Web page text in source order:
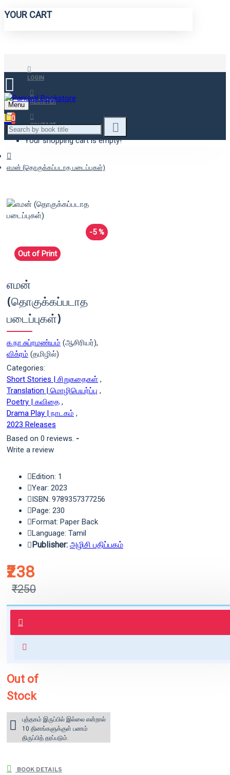
YOUR CART
LOGIN
REGISTER
CONTACT
Menu
0
Your shopping cart is empty!
எமன் (தொகுக்கப்படாத படைப்புகள்)
-5 %
Out of Print
எமன்
(தொகுக்கப்படாத
படைப்புகள்)
க.நா.சுப்ரமண்யம் (ஆசிரியர்),
விக்ரம் (தமிழில்)
Categories:
Short Stories | சிறுகதைகள் ,
Translation | மொழிபெயர்ப்பு ,
Poetry | கவிதை ,
Drama Play | நாடகம் ,
2023 Releases
Based on 0 reviews. -
Write a review
₹238
₹250
Edition: 1
Year: 2023
ISBN: 9789357377256
Page: 230
Format: Paper Back
Language: Tamil
Publisher: அழிசி பதிப்பகம்
புத்தகம் 3 - 7 நாட்களில் அனுப்பி
வைக்கப்படும்.
for orders above ₹1000 within
Out of
Stock
புத்தகம் இருப்பில் இல்லை என்றால்
10 தினங்களுக்குள் பணம்
திருப்பித் தரப்படும்.
BOOK DETAILS